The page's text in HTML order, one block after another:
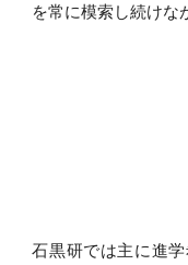
を常に模索し続けな
石黒研では主に進